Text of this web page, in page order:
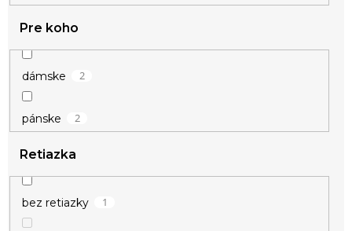
Pre koho
dámske 2
pánske 2
Retiazka
bez retiazky 1